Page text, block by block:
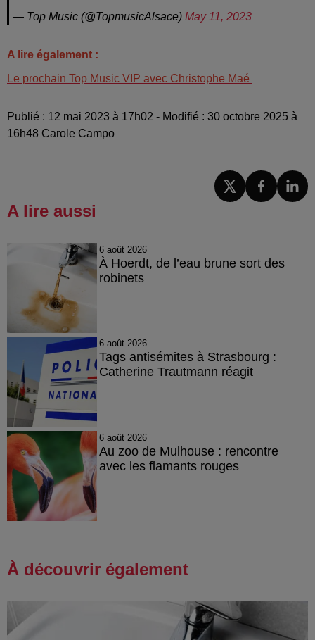
— Top Music (@TopmusicAlsace) May 11, 2023
A lire également :
Le prochain Top Music VIP avec Christophe Maé
Publié : 12 mai 2023 à 17h02 - Modifié : 30 octobre 2025 à
16h48 Carole Campo
A lire aussi
6 août 2026
À Hoerdt, de l’eau brune sort des
robinets
6 août 2026
Tags antisémites à Strasbourg :
Catherine Trautmann réagit
6 août 2026
Au zoo de Mulhouse : rencontre
avec les flamants rouges
À découvrir également